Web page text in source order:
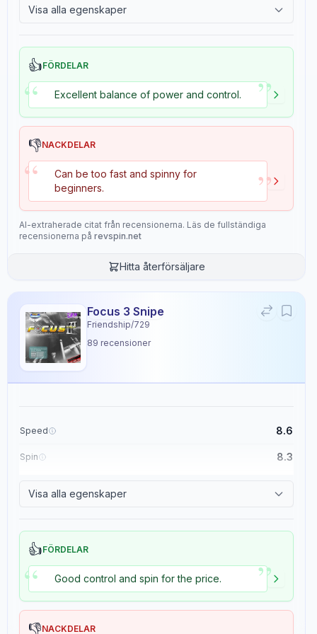
Visa alla egenskaper
👍FÖRDELAR
“ Excellent balance of power and control. ”
👎NACKDELAR
“
Can be too fast and spinny for
beginners.
”
AI-extraherade citat från recensionerna. Läs de fullständiga
recensionerna på revspin.net
Hitta återförsäljare
Focus 3 Snipe
Friendship/729
89 recensioner
Speed 8.6
Spin 8.3
Visa alla egenskaper
👍FÖRDELAR
“ Good control and spin for the price. ”
👎NACKDELAR
Egenskaper
Speed
4.5
Spin
Control
9.0
Deception
8.0
Reversal Weight
Sponge Hardness
10.0
Recensionsdata
8/10
7/10
Värde för pengarna
7 /10
Confidence:70%
Spelstil